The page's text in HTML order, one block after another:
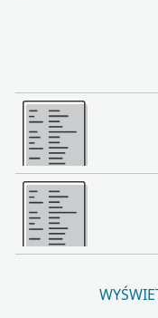
Więcej
Więcej